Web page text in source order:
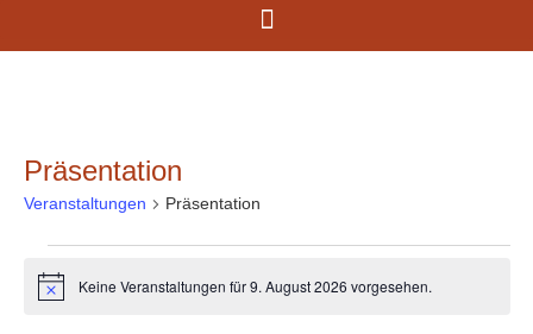
Präsentation
Veranstaltungen Präsentation
HinweisKeine Veranstaltungen für 9. August 2026 vorgesehen.